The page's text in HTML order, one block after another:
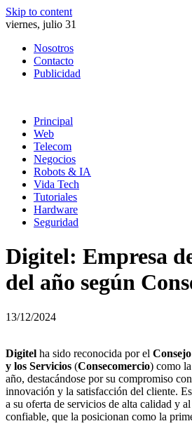
Skip to content
viernes, julio 31
Nosotros
Contacto
Publicidad
Principal
Web
Telecom
Negocios
Robots & IA
Vida Tech
Tutoriales
Hardware
Seguridad
Digitel: Empresa
del año según
13/12/2024
Digitel ha sido reconocida por el
y los Servicios (Consecomercio) como
año, destacándose por su compromiso
innovación y la satisfacción del cliente.
a su oferta de servicios de alta calidad y
confiable, que la posicionan como la